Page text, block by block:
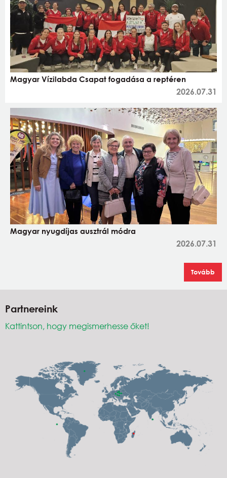
Magyar Vízilabda Csapat fogadása a reptéren
2026.07.31
Magyar nyugdíjas ausztrál módra
2026.07.31
Tovább
Partnereink
Kattintson, hogy megismerhesse őket!